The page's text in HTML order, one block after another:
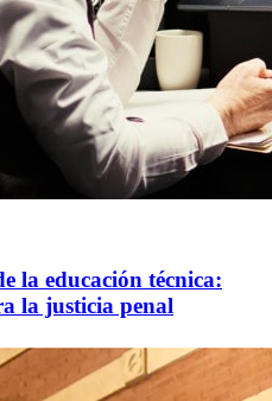
la educación técnica:
la justicia penal